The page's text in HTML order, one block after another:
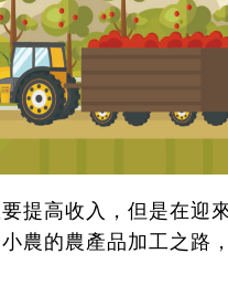
提高收入，但是在迎
農的農產品加工之路